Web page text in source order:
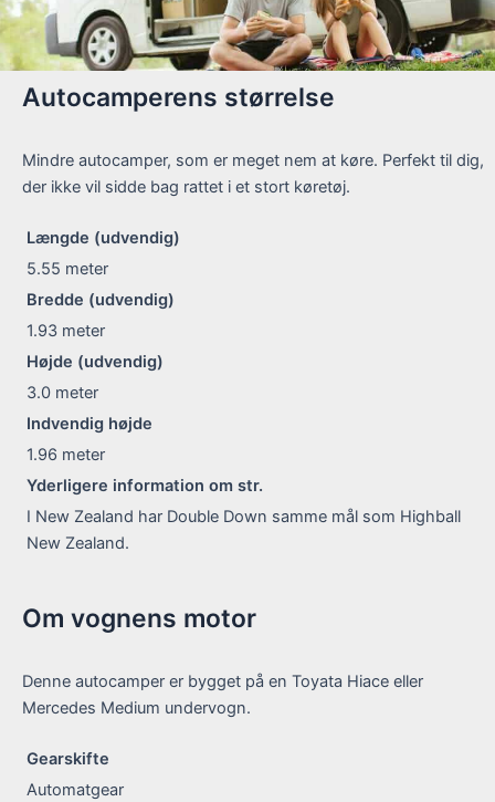
Autocamperens størrelse
Mindre autocamper, som er meget nem at køre. Perfekt til dig,
der ikke vil sidde bag rattet i et stort køretøj.
Længde (udvendig)
5.55 meter
Bredde (udvendig)
1.93 meter
Højde (udvendig)
3.0 meter
Indvendig højde
1.96 meter
Yderligere information om str.
I New Zealand har Double Down samme mål som Highball
New Zealand.
Om vognens motor
Denne autocamper er bygget på en Toyata Hiace eller
Mercedes Medium undervogn.
Gearskifte
Automatgear